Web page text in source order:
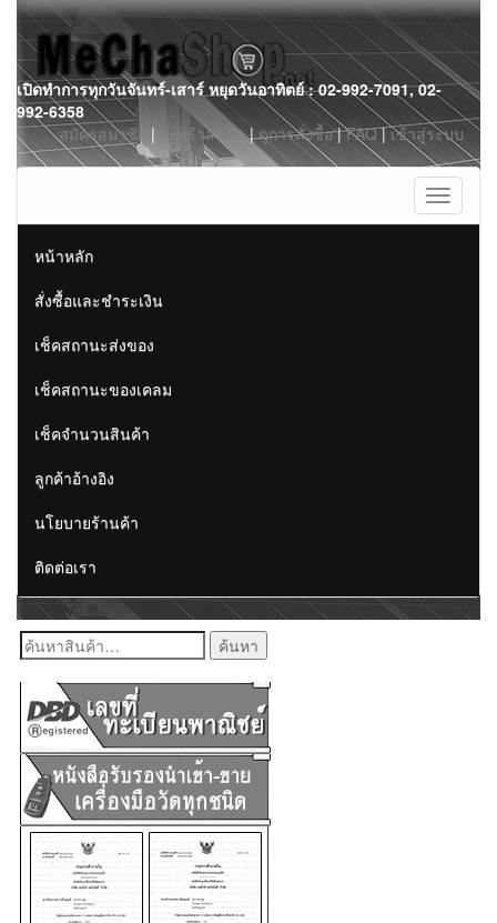
Skip
to
content
เปิดทำการทุกวันจันทร์-เสาร์ หยุดวันอาทิตย์ : 02-992-7091, 02-
992-6358
สมัครสมาชิก | ตะกร้าสินค้า|ดูการสั่งซื้อ|FAQ|เข้าสู่ระบบ
Toggle
หน้าหลัก
สั่งซื้อและชำระเงิน
เช็คสถานะส่งของ
เช็คสถานะของเคลม
เช็คจำนวนสินค้า
ลูกค้าอ้างอิง
นโยบายร้านค้า
ติดต่อเรา
ค้นหา: